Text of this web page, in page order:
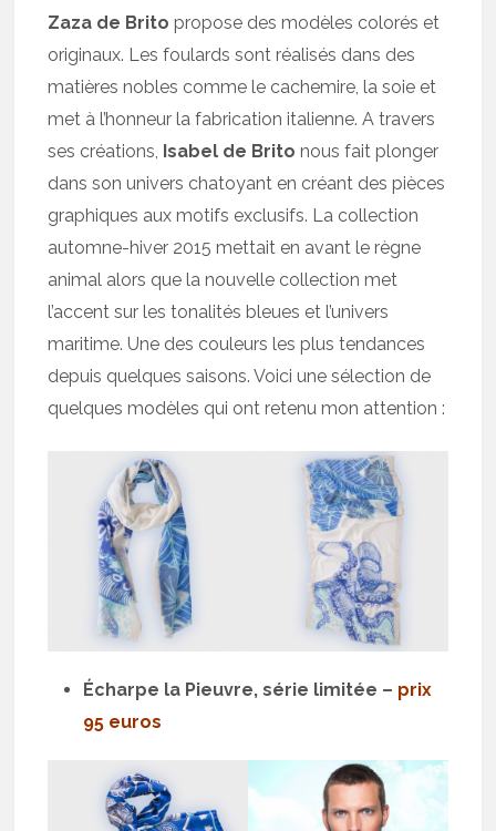
Zaza de Britopropose des modèles colorés et
originaux. Les foulards sont réalisés dans des
matières nobles comme le cachemire, la soie et
met à l’honneur la fabrication italienne. A travers
ses créations, Isabel de Brito nous fait plonger
dans son univers chatoyant en créant des pièces
graphiques aux motifs exclusifs. La collection
automne-hiver 2015 mettait en avant le règne
animal alors que la nouvelle collection met
l’accent sur les tonalités bleues et l’univers
maritime. Une des couleurs les plus tendances
depuis quelques saisons. Voici une sélection de
quelques modèles qui ont retenu mon attention :
Écharpe la Pieuvre, série limitée – prix
95 euros